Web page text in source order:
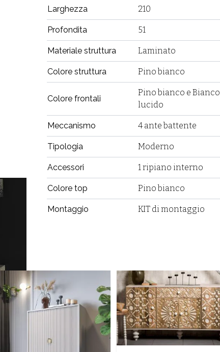
Larghezza 210
Profondita 51
Materiale struttura Laminato
Colore struttura Pino bianco
Colore frontali
Pino bianco e Bianco
lucido
Meccanismo 4 ante battente
Tipologia Moderno
Accessori 1 ripiano interno
Colore top Pino bianco
Montaggio KIT di montaggio